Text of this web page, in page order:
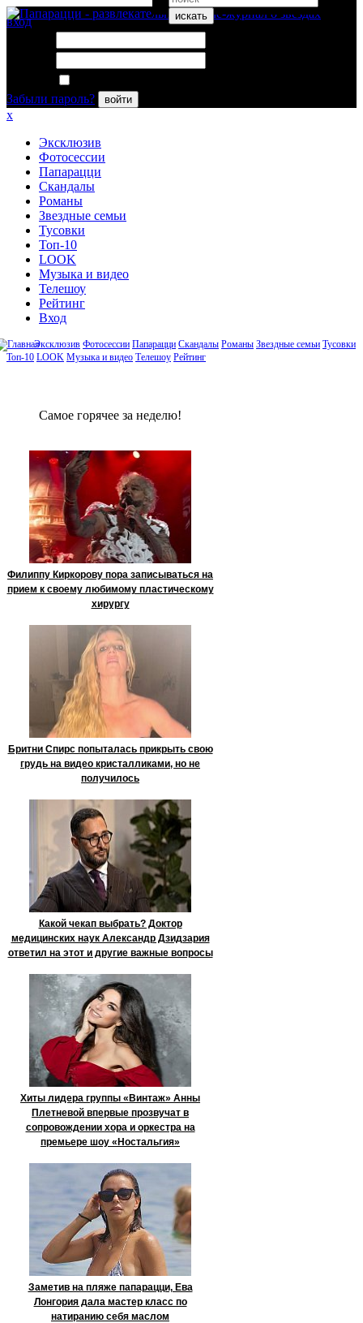
искать
вход
Забыли пароль?
войти
x
Эксклюзив
Фотосессии
Папарацци
Скандалы
Романы
Звездные семьи
Тусовки
Топ-10
LOOK
Музыка и видео
Телешоу
Рейтинг
Вход
Эксклюзив Фотосессии Папарацци Скандалы Романы Звездные семьи Тусовки
Топ-10 LOOK Музыка и видео Телешоу Рейтинг
Сaмое гoрячее за неделю!
Филиппу Киркорову пора записываться на
прием к своему любимому пластическому
хирургу
Бритни Спирс попыталась прикрыть свою
грудь на видео кристалликами, но не
получилось
Какой чекап выбрать? Доктор
медицинских наук Александр Дзидзария
ответил на этот и другие важные вопросы
Хиты лидера группы «Винтаж» Анны
Плетневой впервые прозвучат в
сопровождении хора и оркестра на
премьере шоу «Ностальгия»
Заметив на пляже папарацци, Ева
Лонгория дала мастер класс по
натиранию себя маслом